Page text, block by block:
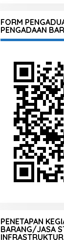
FORM
PENGADAAN
PENETAPAN
BARANG/JASA